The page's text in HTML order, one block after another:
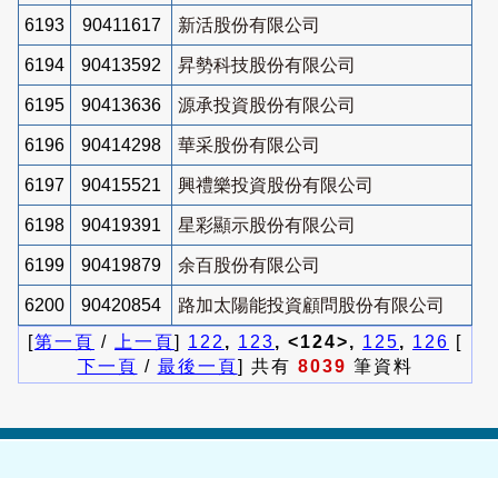
6193 90411617 新活股份有限公司
6194 90413592 昇勢科技股份有限公司
6195 90413636 源承投資股份有限公司
6196 90414298 華采股份有限公司
6197 90415521 興禮樂投資股份有限公司
6198 90419391 星彩顯示股份有限公司
6199 90419879 余百股份有限公司
6200 90420854
路加太陽能投資顧問股份有限公司
[第一頁 / 上一頁] 122 , 123, <124>, 125, 126 [
下一頁 / 最後一頁] 共有 8039 筆資料